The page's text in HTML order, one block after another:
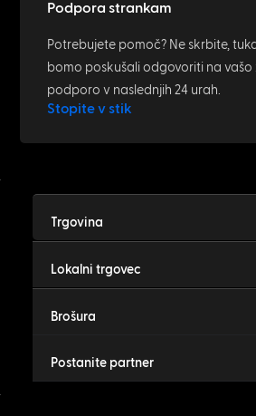
Podpora strankam
Potrebujete pomoč? Ne skrbite,
bomo poskušali odgovoriti na vašo
podporo v naslednjih 24 urah.
Stopite v stik
Trgovina
Lokalni trgovec
Brošura
Postanite partner